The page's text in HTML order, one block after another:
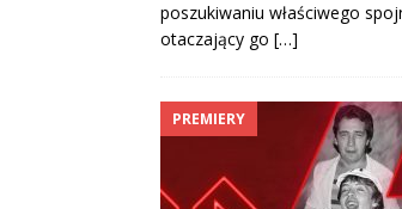
poszukiwaniu właściwego
otaczający go […]
PREMIERY